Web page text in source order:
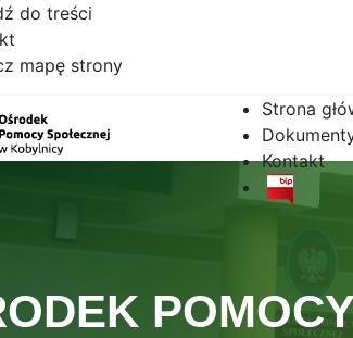
do treści
mapę strony
Strona
Kontakt